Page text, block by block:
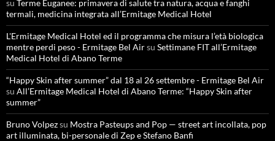
su Terme Euganee: primavera di salute tra natura, acqua e fanghi
termali, medicina integrata all’Ermitage Medical Hotel
L'Ermitage Medical Hotel ed il programma che misura l’età biologica
mentre perdi peso - Ermitage Bel Airsu Settimane FIT all’Ermitage
Medical Hotel di Abano Terme
“Happy Skin after summer” dal 18 al 26 settembre - Ermitage Bel Air
su All’Ermitage Medical Hotel di Abano Terme: “Happy Skin after
summer”
Bruno Volpezsu Mostra Pasteups and Pop — street art incollata, pop
art illuminata, bi-personale di Zep e Stefano Banfi